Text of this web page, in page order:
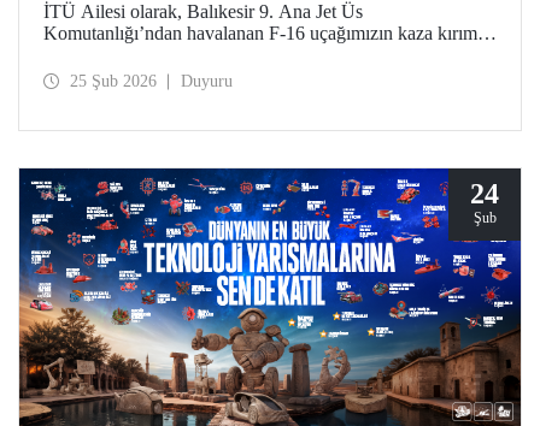
İTÜ Ailesi olarak, Balıkesir 9. Ana Jet Üs
Komutanlığı’ndan havalanan F-16 uçağımızın kaza kırıma
Bnb. İbrahim Bolat’a Allah'tan rahmet, ailesine ve
25 Şub 2026 Duyuru
24
Şub